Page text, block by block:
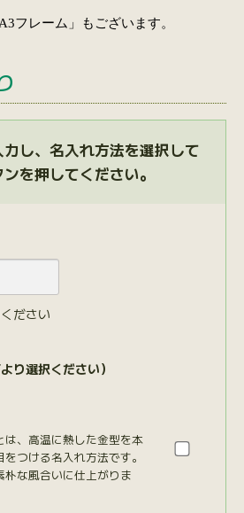
A3フレーム」 もございます。
し、名入れ方法を選択して
を押してください。
ださい
り選択ください）
は、高温に熱した金型を本
つける名入れ方法です。
な風合いに仕上がりま